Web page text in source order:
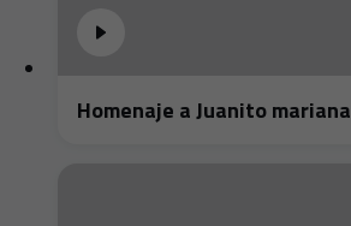
Homenaje a Juanito mariana